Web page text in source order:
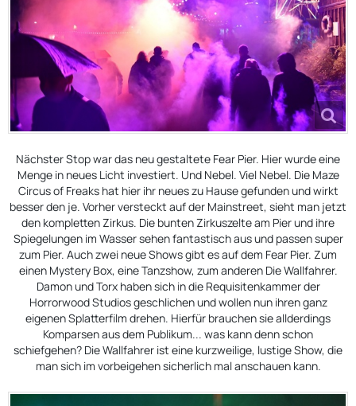
Nächster Stop war das neu gestaltete Fear Pier. Hier wurde eine
Menge in neues Licht investiert. Und Nebel. Viel Nebel. Die Maze
Circus of Freaks hat hier ihr neues zu Hause gefunden und wirkt
besser den je. Vorher versteckt auf der Mainstreet, sieht man jetzt
den kompletten Zirkus. Die bunten Zirkuszelte am Pier und ihre
Spiegelungen im Wasser sehen fantastisch aus und passen super
zum Pier. Auch zwei neue Shows gibt es auf dem Fear Pier. Zum
einen Mystery Box, eine Tanzshow, zum anderen Die Wallfahrer.
Damon und Torx haben sich in die Requisitenkammer der
Horrorwood Studios geschlichen und wollen nun ihren ganz
eigenen Splatterfilm drehen. Hierfür brauchen sie allderdings
Komparsen aus dem Publikum... was kann denn schon
schiefgehen? Die Wallfahrer ist eine kurzweilige, lustige Show, die
man sich im vorbeigehen sicherlich mal anschauen kann.